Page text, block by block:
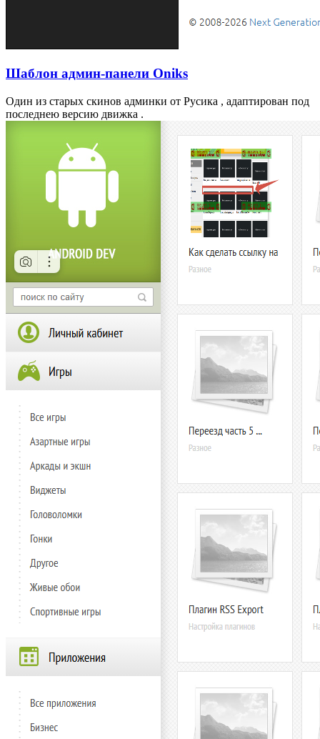
Шаблон админ-панели Oniks
Один из старых скинов админки от Русика , адаптирован под
последнею версию движка .